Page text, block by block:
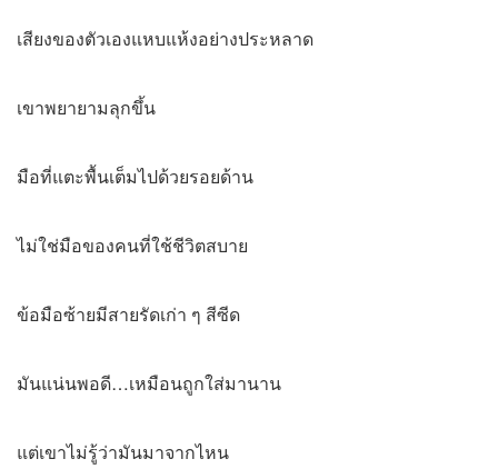
เสียงของตัวเองแหบแห้งอย่างประหลาด
เขาพยายามลุกขึ้น
มือที่แตะพื้นเต็มไปด้วยรอยด้าน
ไม่ใช่มือของคนที่ใช้ชีวิตสบาย
ข้อมือซ้ายมีสายรัดเก่า ๆ สีซีด
มันแน่นพอดี…เหมือนถูกใส่มานาน
แต่เขาไม่รู้ว่ามันมาจากไหน